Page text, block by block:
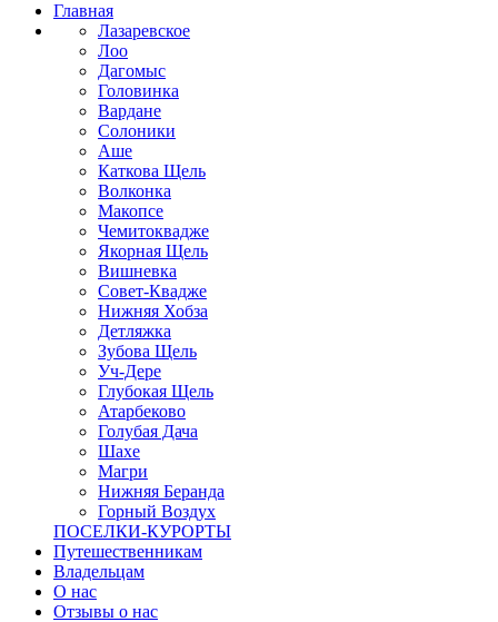
Главная
Лазаревское
Лоо
Дагомыс
Головинка
Вардане
Солоники
Аше
Каткова Щель
Волконка
Макопсе
Чемитоквадже
Якорная Щель
Вишневка
Совет-Квадже
Нижняя Хобза
Детляжка
Зубова Щель
Уч-Дере
Глубокая Щель
Атарбеково
Голубая Дача
Шахе
Магри
Нижняя Беранда
Горный Воздух
ПОСЕЛКИ-КУРОРТЫ
Путешественникам
Владельцам
О нас
Отзывы о нас